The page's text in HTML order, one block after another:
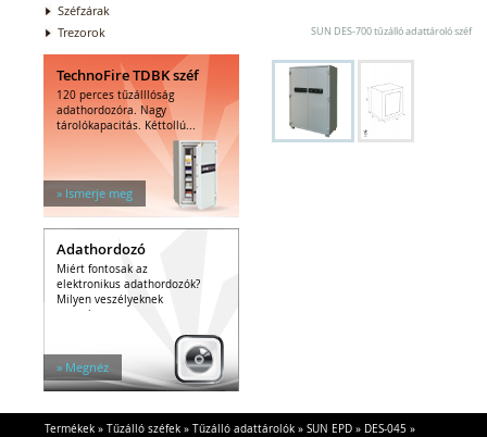
Széfzárak
Trezorok
TechnoFire TDBK széf
120 perces tűzálllóság
adathordozóra. Nagy
tárolókapacitás. Kéttollú...
» Ismerje meg
Adathordozó
Miért fontosak az
elektronikus adathordozók?
Milyen veszélyeknek
vannak...
» Megnéz
SUN DES-700 tűzálló adattároló széf
Termékek» Tűzálló széfek» Tűzálló adattárolók» SUN EPD» DES-045»